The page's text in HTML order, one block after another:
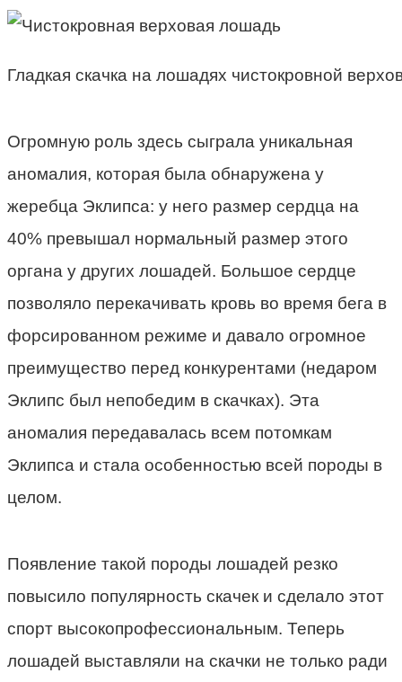
Гладкая скачка на лошадях чистокровной
Огромную роль здесь сыграла уникальная
аномалия, которая была обнаружена у
жеребца Эклипса: у него размер сердца на
40% превышал нормальный размер этого
органа у других лошадей. Большое сердце
позволяло перекачивать кровь во время бега в
форсированном режиме и давало огромное
преимущество перед конкурентами (недаром
Эклипс был непобедим в скачках). Эта
аномалия передавалась всем потомкам
Эклипса и стала особенностью всей породы в
целом.
Появление такой породы лошадей резко
повысило популярность скачек и сделало этот
спорт высокопрофессиональным. Теперь
лошадей выставляли на скачки не только ради